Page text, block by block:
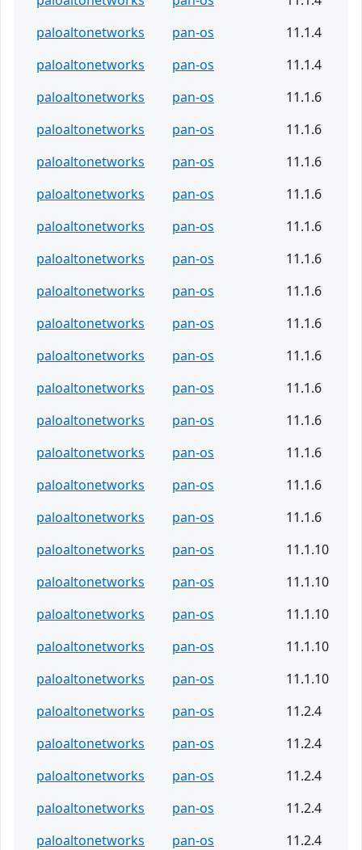
paloaltonetworks
pan-os
11.1.4
paloaltonetworks
pan-os
11.1.4
paloaltonetworks
pan-os
11.1.6
paloaltonetworks
pan-os
11.1.6
paloaltonetworks
pan-os
11.1.6
paloaltonetworks
pan-os
11.1.6
paloaltonetworks
pan-os
11.1.6
paloaltonetworks
pan-os
11.1.6
paloaltonetworks
pan-os
11.1.6
paloaltonetworks
pan-os
11.1.6
paloaltonetworks
pan-os
11.1.6
paloaltonetworks
pan-os
11.1.6
paloaltonetworks
pan-os
11.1.6
paloaltonetworks
pan-os
11.1.6
paloaltonetworks
pan-os
11.1.6
paloaltonetworks
pan-os
11.1.6
paloaltonetworks
pan-os
11.1.10
paloaltonetworks
pan-os
11.1.10
paloaltonetworks
pan-os
11.1.10
paloaltonetworks
pan-os
11.1.10
paloaltonetworks
pan-os
11.1.10
paloaltonetworks
pan-os
11.2.4
paloaltonetworks
pan-os
11.2.4
paloaltonetworks
pan-os
11.2.4
paloaltonetworks
pan-os
11.2.4
paloaltonetworks
pan-os
11.2.4